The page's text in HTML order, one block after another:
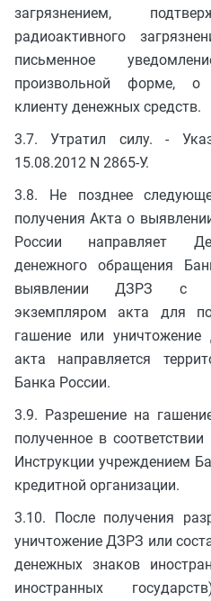
загрязнением,
радиоактивного
письменное
произвольной форме, о
клиенту денежных средств.
3.7. Утратил силу. -
15.08.2012 N 2865-У.
3.8. Не позднее
получения Акта о
России направляет
денежного обращения
выявлении ДЗРЗ с
экземпляром акта для
гашение или
акта направляется
Банка России.
3.9. Разрешение на
полученное в
Инструкции учреждением
кредитной организации.
3.10. После получения
уничтожение ДЗРЗ или
денежных знаков
иностранных